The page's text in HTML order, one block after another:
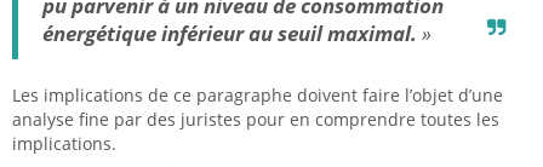
pu parvenir à un niveau de consommation
énergétique inférieur au seuil maximal. »
Les implications de ce paragraphe doivent faire l’objet d’une
analyse fine par des juristes pour en comprendre toutes les
implications.